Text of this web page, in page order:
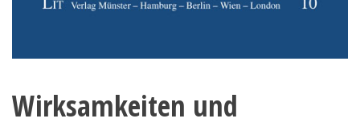
Wirksamkeiten und